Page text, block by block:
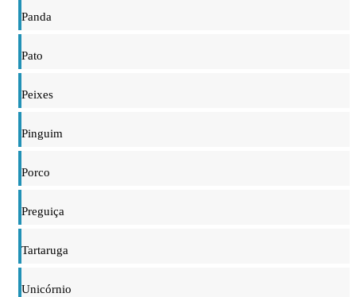
Panda
Pato
Peixes
Pinguim
Porco
Preguiça
Tartaruga
Unicórnio